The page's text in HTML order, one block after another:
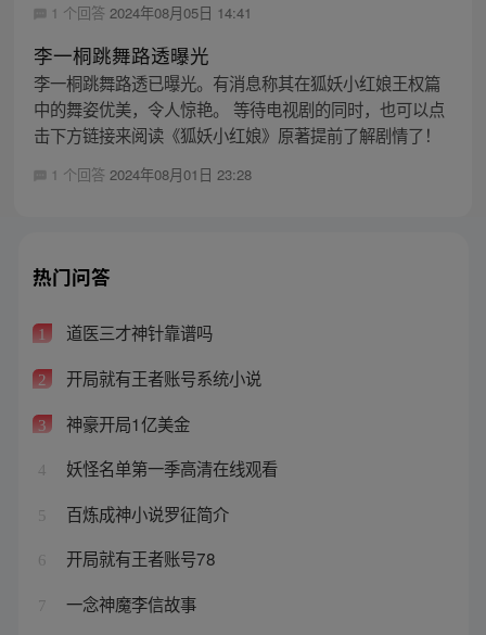
1 个回答 2024年08月05日 14:41
李一桐跳舞路透曝光
李一桐跳舞路透已曝光。有消息称其在狐妖小红娘王权篇
中的舞姿优美，令人惊艳。 等待电视剧的同时，也可以点
击下方链接来阅读《狐妖小红娘》原著提前了解剧情了！
1 个回答 2024年08月01日 23:28
热门问答
1 道医三才神针靠谱吗
2 开局就有王者账号系统小说
3 神豪开局1亿美金
4 妖怪名单第一季高清在线观看
5 百炼成神小说罗征简介
6 开局就有王者账号78
7 一念神魔李信故事